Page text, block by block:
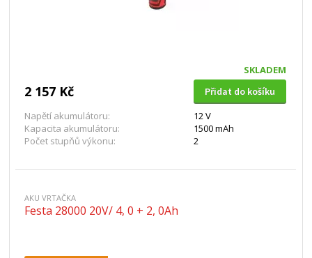
SKLADEM
2 157 Kč
Přidat do košíku
Napětí akumulátoru:
12 V
Kapacita akumulátoru:
1500 mAh
Počet stupňů výkonu:
2
AKU VRTAČKA
Festa 28000 20V/ 4, 0 + 2, 0Ah